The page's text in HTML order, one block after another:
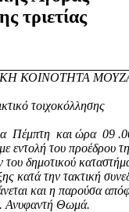
τριετίας
ΚΟΙΝΟΤΗΤΑ
τοιχοκόλλησης
Πέμπτη και ώρα 09
εντολή του προέδρου
δημοτικού
κατά την τακτική
και η παρούσα
Ανυφαντή Θωμά.